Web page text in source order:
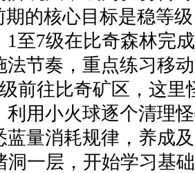
核心目标是稳等级
1至7级在比奇森林完
法节奏，重点练习移
前往比奇矿区，这里
利用小火球逐个清理
蓝量消耗规律，养成
洞一层，开始学习基